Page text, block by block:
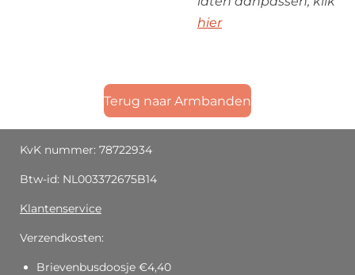
hier
Terug naar Armbanden
KvK nummer: 78722934
Btw-id: NL003372675B14
Klantenservice
Verzendkosten:
Brievenbusdoosje €4,40